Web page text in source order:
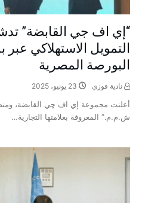
“إي اف جي القابضة”
التمويل الاستهلاكي عبر
البورصة المصرية
نادية فوزي 23 يونيو، 2025
أعلنت مجموعة إي اف چي القابضة،
ش.م.م.” المعروفة بعلامتها التجارية…